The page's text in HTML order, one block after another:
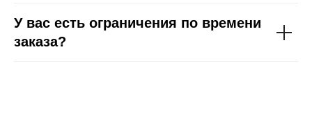
У вас есть ограничения по времени
заказа?